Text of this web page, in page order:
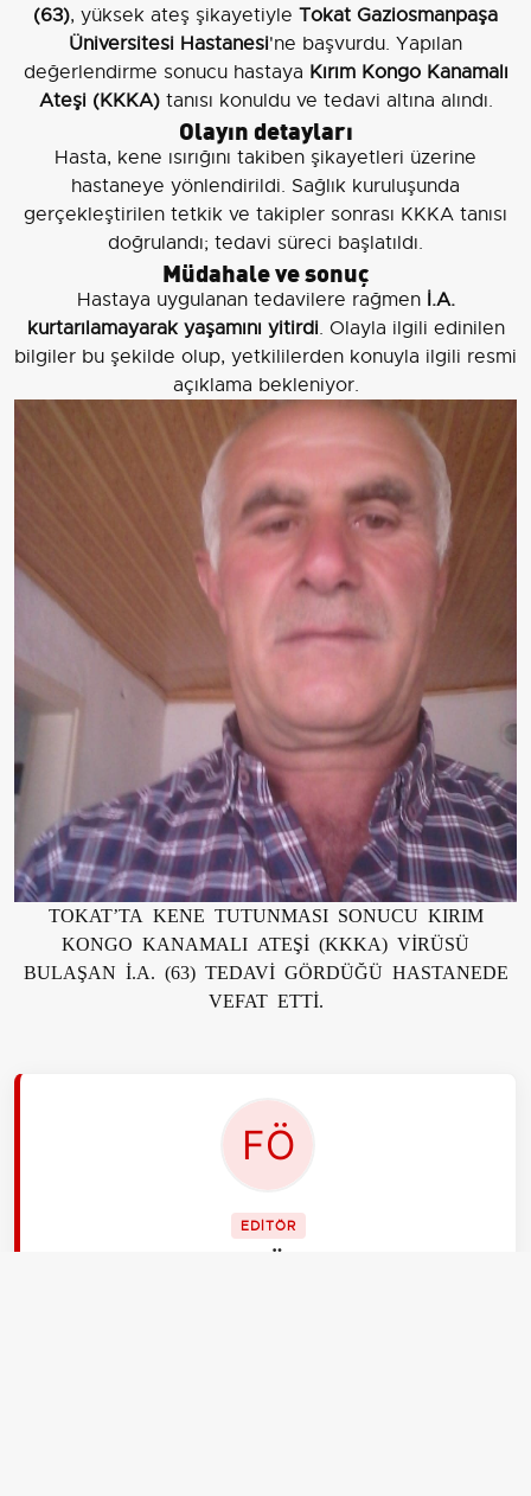
(63), yüksek ateş şikayetiyle Tokat Gaziosmanpaşa
Üniversitesi Hastanesi'ne başvurdu. Yapılan
değerlendirme sonucu hastaya Kırım Kongo Kanamalı
Ateşi (KKKA)tanısı konuldu ve tedavi altına alındı.
Olayın detayları
Hasta, kene ısırığını takiben şikayetleri üzerine
hastaneye yönlendirildi. Sağlık kuruluşunda
gerçekleştirilen tetkik ve takipler sonrası KKKA tanısı
doğrulandı; tedavi süreci başlatıldı.
Müdahale ve sonuç
Hastaya uygulanan tedavilere rağmen İ.A.
kurtarılamayarak yaşamını yitirdi. Olayla ilgili edinilen
bilgiler bu şekilde olup, yetkililerden konuyla ilgili resmi
açıklama bekleniyor.
TOKAT’TA KENE TUTUNMASI SONUCU KIRIM
KONGO KANAMALI ATEŞİ (KKKA) VİRÜSÜ
BULAŞAN İ.A. (63) TEDAVİ GÖRDÜĞÜ HASTANEDE
VEFAT ETTİ.
EDİTÖR